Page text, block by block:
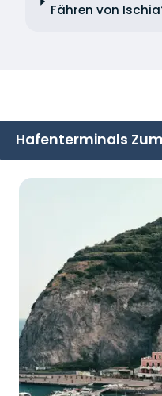
Fähren von
Hafenterminals